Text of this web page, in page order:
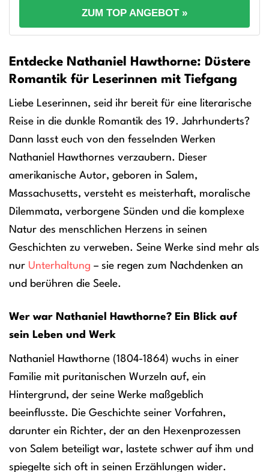
ZUM TOP ANGEBOT »
Entdecke Nathaniel Hawthorne: Düstere
Romantik für Leserinnen mit Tiefgang
Liebe Leserinnen, seid ihr bereit für eine literarische
Reise in die dunkle Romantik des 19. Jahrhunderts?
Dann lasst euch von den fesselnden Werken
Nathaniel Hawthornes verzaubern. Dieser
amerikanische Autor, geboren in Salem,
Massachusetts, versteht es meisterhaft, moralische
Dilemmata, verborgene Sünden und die komplexe
Natur des menschlichen Herzens in seinen
Geschichten zu verweben. Seine Werke sind mehr als
nur Unterhaltung – sie regen zum Nachdenken an
und berühren die Seele.
Wer war Nathaniel Hawthorne? Ein Blick auf
sein Leben und Werk
Nathaniel Hawthorne (1804-1864) wuchs in einer
Familie mit puritanischen Wurzeln auf, ein
Hintergrund, der seine Werke maßgeblich
beeinflusste. Die Geschichte seiner Vorfahren,
darunter ein Richter, der an den Hexenprozessen
von Salem beteiligt war, lastete schwer auf ihm und
spiegelte sich oft in seinen Erzählungen wider.